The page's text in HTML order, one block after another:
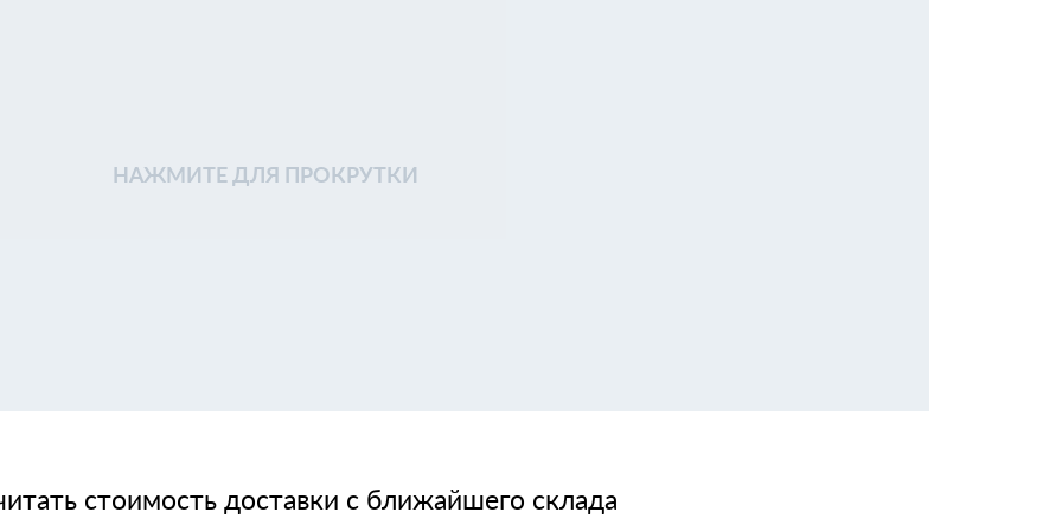
НАЖМИТЕ ДЛЯ ПРОКРУТКИ
стоимость доставки с ближайшего склада